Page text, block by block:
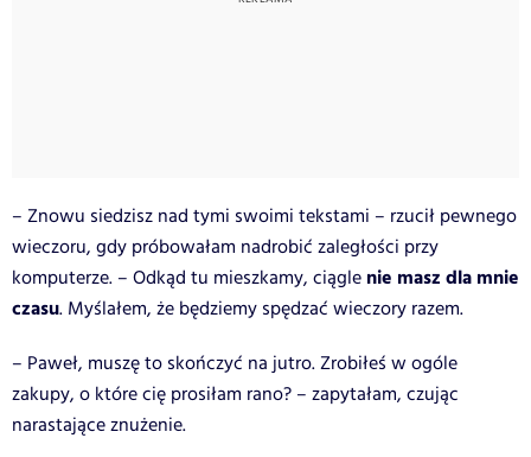
– Znowu siedzisz nad tymi swoimi tekstami – rzucił pewnego
wieczoru, gdy próbowałam nadrobić zaległości przy
komputerze. – Odkąd tu mieszkamy, ciągle nie masz dla mnie
czasu. Myślałem, że będziemy spędzać wieczory razem.
– Paweł, muszę to skończyć na jutro. Zrobiłeś w ogóle
zakupy, o które cię prosiłam rano? – zapytałam, czując
narastające znużenie.